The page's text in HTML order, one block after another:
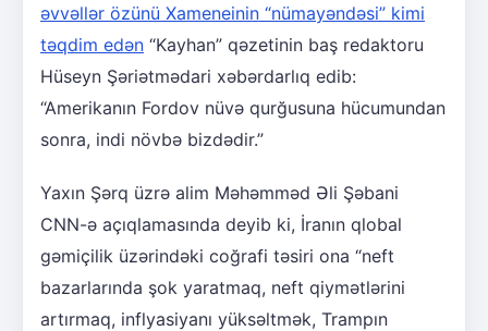
əvvəllər özünü Xameneinin “nümayəndəsi” kimi
təqdim edən “Kayhan” qəzetinin baş redaktoru
Hüseyn Şəriətmədari xəbərdarlıq edib:
“Amerikanın Fordov nüvə qurğusuna hücumundan
sonra, indi növbə bizdədir.”
Yaxın Şərq üzrə alim Məhəmməd Əli Şəbani
CNN-ə açıqlamasında deyib ki, İranın qlobal
gəmiçilik üzərindəki coğrafi təsiri ona “neft
bazarlarında şok yaratmaq, neft qiymətlərini
artırmaq, inflyasiyanı yüksəltmək, Trampın